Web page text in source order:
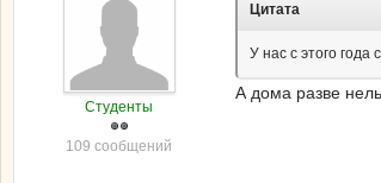
Студенты
109 сообщений
Цитата
У нас с этого года
А дома разве